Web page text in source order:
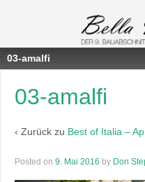
03-amalfi
03-amalfi
‹ Zurück zu Best of Italia –
Posted on 9. Mai 2016 by Don